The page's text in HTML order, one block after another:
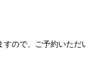
ので、ご予約いただ